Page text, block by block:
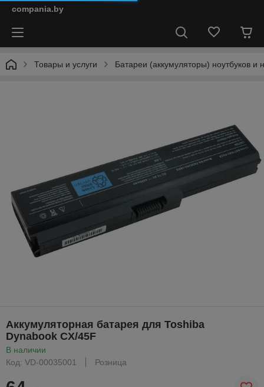
compania.by
Товары и услуги Батареи (аккумуляторы) ноутбуков и
Аккумуляторная батарея для Toshiba
Dynabook CX/45F
В наличии
Код: VD-00035001
Розница